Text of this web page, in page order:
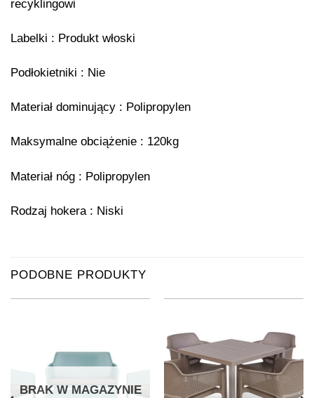
recyklingowi
Labelki : Produkt włoski
Podłokietniki : Nie
Materiał dominujący : Polipropylen
Maksymalne obciążenie : 120kg
Materiał nóg : Polipropylen
Rodzaj hokera : Niski
PODOBNE PRODUKTY
BRAK W MAGAZYNIE